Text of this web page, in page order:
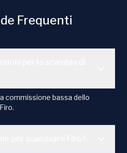
Frequenti
commissione bassa dello